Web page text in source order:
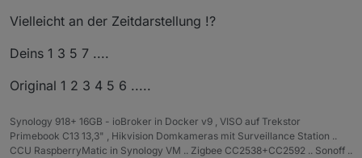
Vielleicht an der Zeitdarstellung !?
Deins 1 3 5 7 ....
Original 1 2 3 4 5 6 .....
Synology 918+ 16GB - ioBroker in Docker v9 , VISO auf Trekstor
Primebook C13 13,3" , Hikvision Domkameras mit Surveillance Station ..
CCU RaspberryMatic in Synology VM .. Zigbee CC2538+CC2592 .. Sonoff ..